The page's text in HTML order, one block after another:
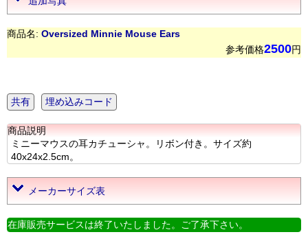
商品名: Oversized Minnie Mouse Ears
参考価格2500円
共有 埋め込みコード
商品説明
ミニーマウスの耳カチューシャ。リボン付き。サイズ約
40x24x2.5cm。
メーカーサイズ表
在庫販売サービスは終了いたしました。ご了承下さい。